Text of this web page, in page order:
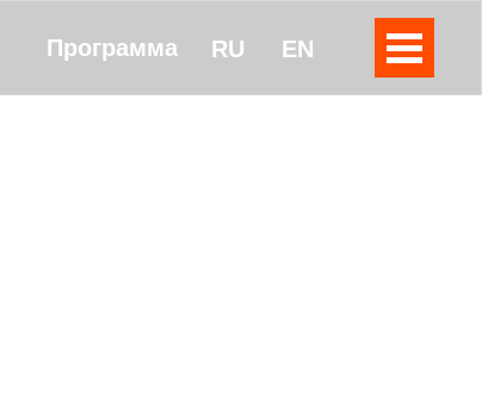
RU EN
Программа